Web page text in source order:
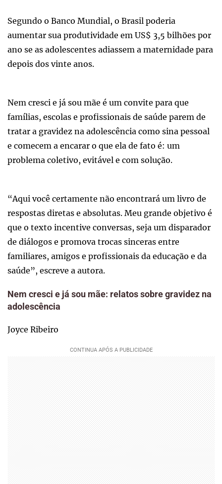
Segundo o Banco Mundial, o Brasil poderia
aumentar sua produtividade em US$ 3,5 bilhões por
ano se as adolescentes adiassem a maternidade para
depois dos vinte anos.
Nem cresci e já sou mãe é um convite para que
famílias, escolas e profissionais de saúde parem de
tratar a gravidez na adolescência como sina pessoal
e comecem a encarar o que ela de fato é: um
problema coletivo, evitável e com solução.
“Aqui você certamente não encontrará um livro de
respostas diretas e absolutas. Meu grande objetivo é
que o texto incentive conversas, seja um disparador
de diálogos e promova trocas sinceras entre
familiares, amigos e profissionais da educação e da
saúde”, escreve a autora.
Nem cresci e já sou mãe: relatos sobre gravidez na
adolescência
Joyce Ribeiro